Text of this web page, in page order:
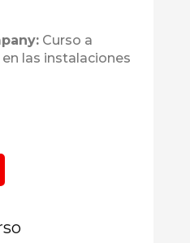
Curso a
las instalaciones